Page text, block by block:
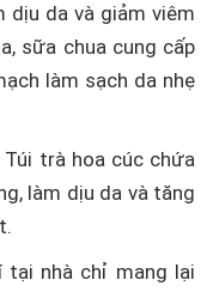
dịu da và giảm viêm
sữa chua cung cấp
làm sạch da nhẹ
Túi trà hoa cúc chứa
làm dịu da và tăng
tại nhà chỉ mang lại